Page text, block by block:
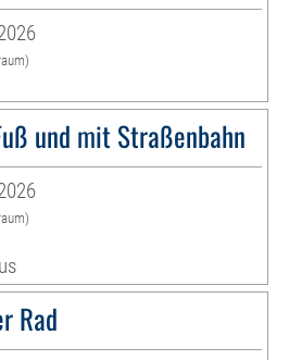
und mit Straßenbahn
Rad